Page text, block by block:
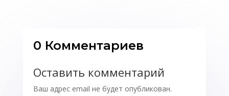
0 Комментариев
Оставить комментарий
Ваш адрес email не будет опубликован.